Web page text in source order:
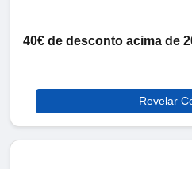
40€ de desconto acima de
Revelar